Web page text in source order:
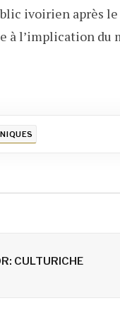
ivoirien après
à l’implication
CULTURICHE